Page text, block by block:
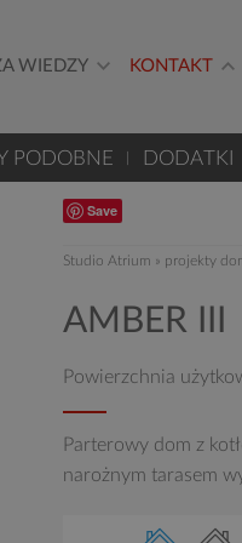
WIEDZY KONTAKT
Save
Studio Atrium » projekty
AMBER III
Powierzchnia
Parterowy dom z
narożnym tarasem
PODOBNE DODATKI